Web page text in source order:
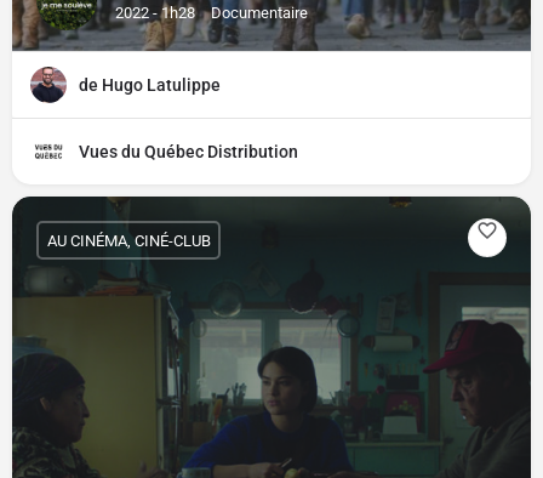
2022 - 1h28 Documentaire
de Hugo Latulippe
Vues du Québec Distribution
AU CINÉMA, CINÉ-CLUB